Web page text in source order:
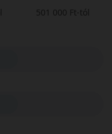
501 000 Ft-tól